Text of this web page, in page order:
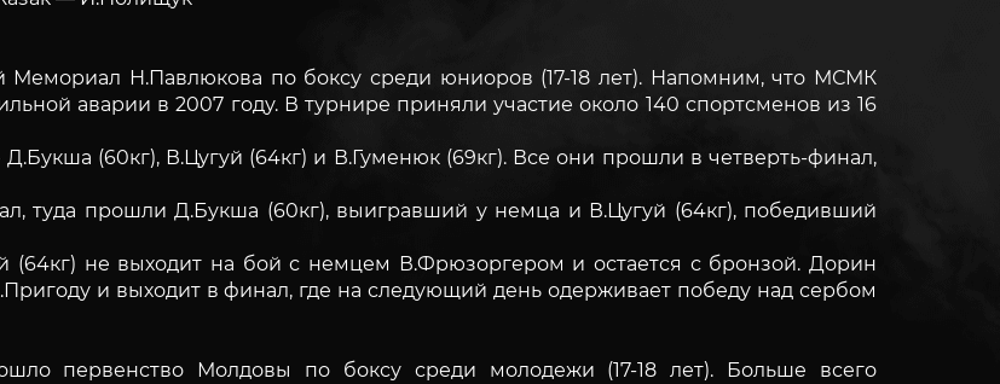
Н.Павлюкова по боксу среди юниоров (17-18 лет). Напомним, что МСМК
аварии в 2007 году. В турнире приняли участие около 140 спортсменов из 16
(60кг), В.Цугуй (64кг) и В.Гуменюк (69кг). Все они прошли в четверть-финал,
туда прошли Д.Букша (60кг), выигравший у немца и В.Цугуй (64кг), победивший
не выходит на бой с немцем В.Фрюзоргером и остается с бронзой. Дорин
и выходит в финал, где на следующий день одерживает победу над сербом
первенство Молдовы по боксу среди молодежи (17-18 лет). Больше всего